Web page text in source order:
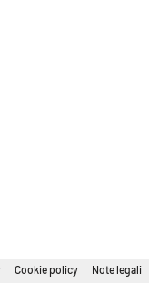
Cookie policy Note legali